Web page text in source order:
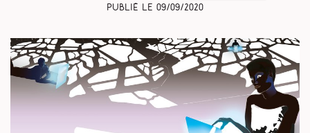
Publié le 09/09/2020